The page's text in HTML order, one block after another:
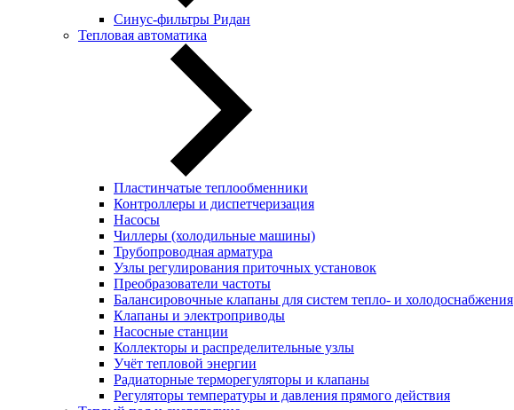
Синус-фильтры Ридан
Тепловая автоматика
Пластинчатые теплообменники
Контроллеры и диспетчеризация
Насосы
Чиллеры (холодильные машины)
Трубопроводная арматура
Узлы регулирования приточных установок
Преобразователи частоты
Балансировочные клапаны для систем тепло- и холодоснабжения
Клапаны и электроприводы
Насосные станции
Коллекторы и распределительные узлы
Учёт тепловой энергии
Радиаторные терморегуляторы и клапаны
Регуляторы температуры и давления прямого действия